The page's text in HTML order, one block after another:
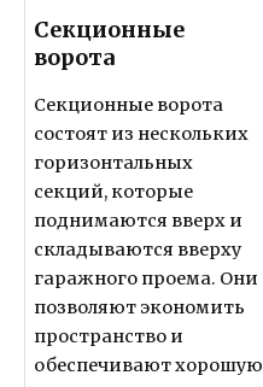
Секционные
ворота
Секционные ворота
состоят из нескольких
горизонтальных
секций, которые
поднимаются вверх и
складываются вверху
гаражного проема. Они
позволяют экономить
пространство и
обеспечивают хорошую